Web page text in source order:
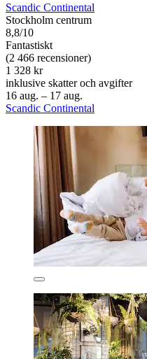
Scandic Continental
Stockholm centrum
8,8/10
Fantastiskt
(2 466 recensioner)
1 328 kr
inklusive skatter och avgifter
16 aug. – 17 aug.
Scandic Continental